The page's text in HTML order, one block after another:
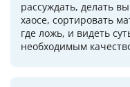
рассуждать, делать
хаосе, сортировать
где ложь, и видеть
необходимым